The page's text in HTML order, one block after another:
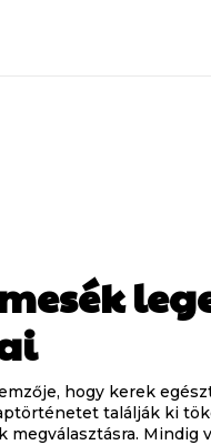
hogy kerek
találják ki
Mindig